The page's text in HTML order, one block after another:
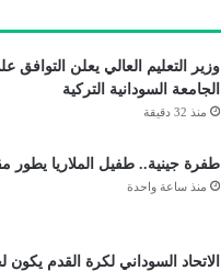
وزير التعليم العالي يعلن التوافق
الجامعة السودانية التركية
منذ 32 دقيقة
طفرة جينية.. طفيل الملاريا يطور
منذ ساعة واحدة
الاتحاد السوداني لكرة القدم يكون